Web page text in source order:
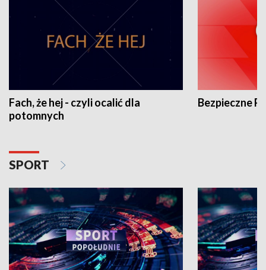
Fach, że hej - czyli ocalić dla
potomnych
Bezpieczne
SPORT